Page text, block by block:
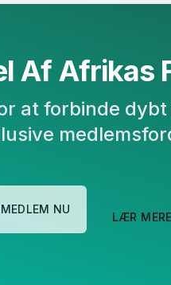
Af Afrikas
at forbinde
NU
LÆR MERE